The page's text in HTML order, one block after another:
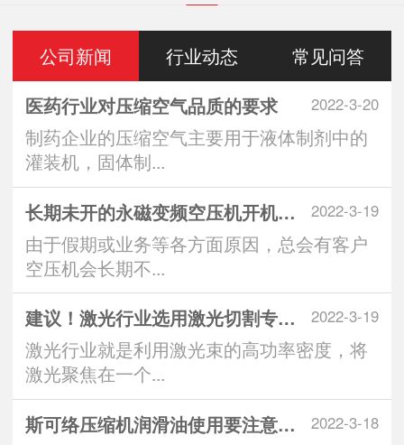
公司新闻 行业动态 常见问答
2022-3-20
医药行业对压缩空气品质的要求
制药企业的压缩空气主要用于液体制剂中的
灌装机，固体制...
2022-3-19
长期未开的永磁变频空压机开机注意
由于假期或业务等各方面原因，总会有客户
空压机会长期不...
2022-3-19
建议！激光行业选用激光切割专用空
激光行业就是利用激光束的高功率密度，将
激光聚焦在一个...
2022-3-18
斯可络压缩机润滑油使用要注意什么